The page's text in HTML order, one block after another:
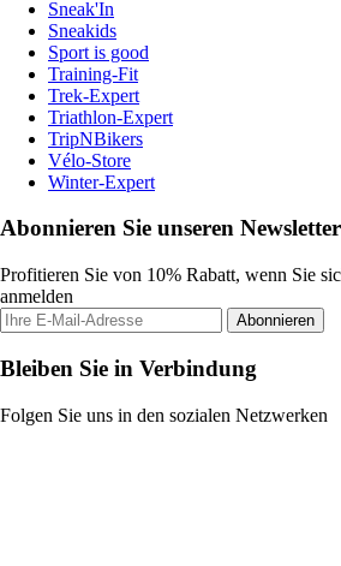
Sneak'In
Sneakids
Sport is good
Training-Fit
Trek-Expert
Triathlon-Expert
TripNBikers
Vélo-Store
Winter-Expert
Abonnieren Sie unseren Newsletter
Profitieren Sie von 10% Rabatt, wenn Sie
anmelden
Abonnieren
Bleiben Sie in Verbindung
Folgen Sie uns in den sozialen Netzwerken